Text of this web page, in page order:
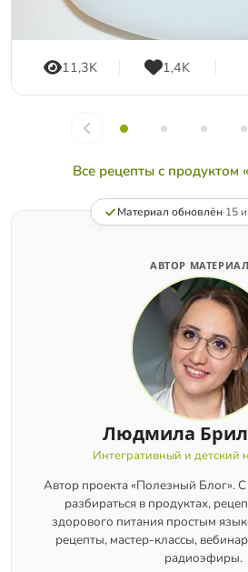
11,3K 1,4K
Все рецепты с продуктом
Материал обновлён·15
АВТОР
Людмила
Интегративный и детский
Автор проекта «Полезный Блог».
разбираться в продуктах,
здорового питания простым
рецепты, мастер-классы,
радиоэфиры.